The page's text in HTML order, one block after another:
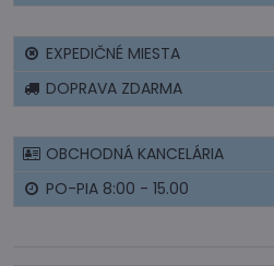
EXPEDIČNÉ MIESTA
DOPRAVA ZDARMA
OBCHODNÁ KANCELÁRIA
PO-PIA 8:00 - 15.00